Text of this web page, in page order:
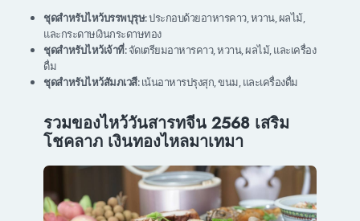
ชุดสำหรับไหว้บรรพบุรุษ:ประกอบด้วยอาหารคาว, หวาน, ผลไม้,
และกระดาษเงินกระดาษทอง
ชุดสำหรับไหว้เจ้าที่:จัดเตรียมอาหารคาว, หวาน, ผลไม้, และเครื่อง
ดื่ม
ชุดสำหรับไหว้สัมภเวสี:เน้นอาหารปรุงสุก, ขนม, และเครื่องดื่ม
รวมของไหว้วันสารทจีน 2568 เสริม
โชคลาภ เงินทองไหลมาเทมา